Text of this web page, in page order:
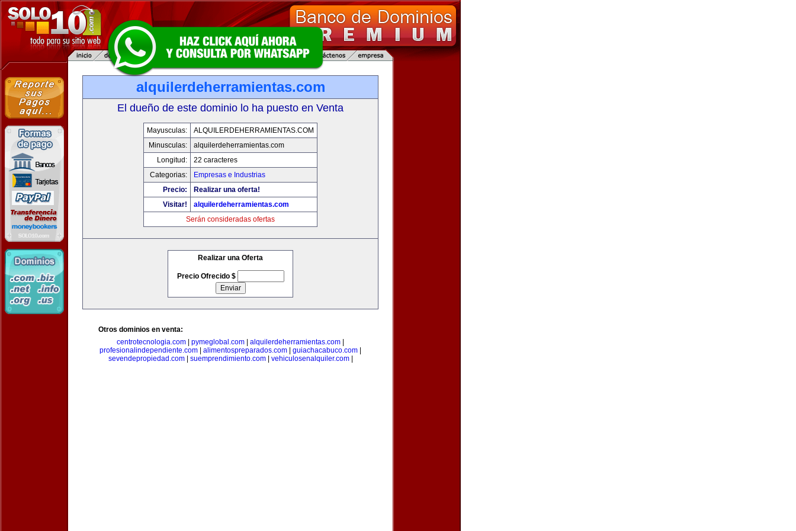
alquilerdeherramientas.com
El dueño de este dominio lo ha puesto en Venta
Mayusculas:
ALQUILERDEHERRAMIENTAS.COM
Minusculas:
alquilerdeherramientas.com
Longitud:
22 caracteres
Categorias:
Empresas e Industrias
Precio:
Realizar una oferta!
Visitar!
alquilerdeherramientas.com
Serán consideradas ofertas
Realizar una Oferta
Precio Ofrecido $
Otros dominios en venta:
centrotecnologia.com
pymeglobal.com alquilerdeherramientas.com
profesionalindependiente.com
alimentospreparados.com guiachacabuco.com
sevendepropiedad.com| suemprendimiento.com| vehiculosenalquiler.com|